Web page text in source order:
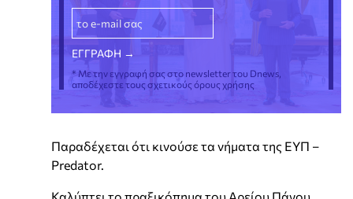
* Με την εγγραφή σας στο newsletter του Dnews,
αποδέχεστε τους σχετικούς όρους χρήσης
Παραδέχεται ότι κινούσε τα νήματα της ΕΥΠ –
Predator.
Καλύπτει το πραξικόπημα του Αρείου Πάγου.